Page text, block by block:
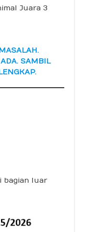
Juara 3
SAMBIL
bagian luar